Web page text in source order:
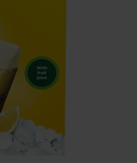
Red Bull Green Drakfrukt 25cl
Köp